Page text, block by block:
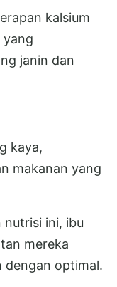
kalsium
yang
janin dan
kaya,
makanan yang
nutrisi ini, ibu
mereka
dengan optimal.